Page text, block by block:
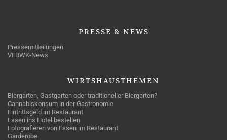
PRESSE & NEWS
Pressemitteilungen
VEBWK-News
WIRTSHAUSTHEMEN
Biergarten, Gastgarten oder traditioneller Biergarten?
Cannabiskonsum in der Gastronomie
Eintrittsgeld im Restaurant
Essen ins Hotel bestellen
Fotografieren von Essen im Restaurant
Garderobe